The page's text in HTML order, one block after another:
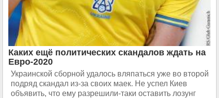
Каких ещё политических скандалов ждать на
Евро-2020
Украинской сборной удалось вляпаться уже во второй
подряд скандал из-за своих маек. Не успел Киев
объявить, что ему разрешили-таки оставить лозунг